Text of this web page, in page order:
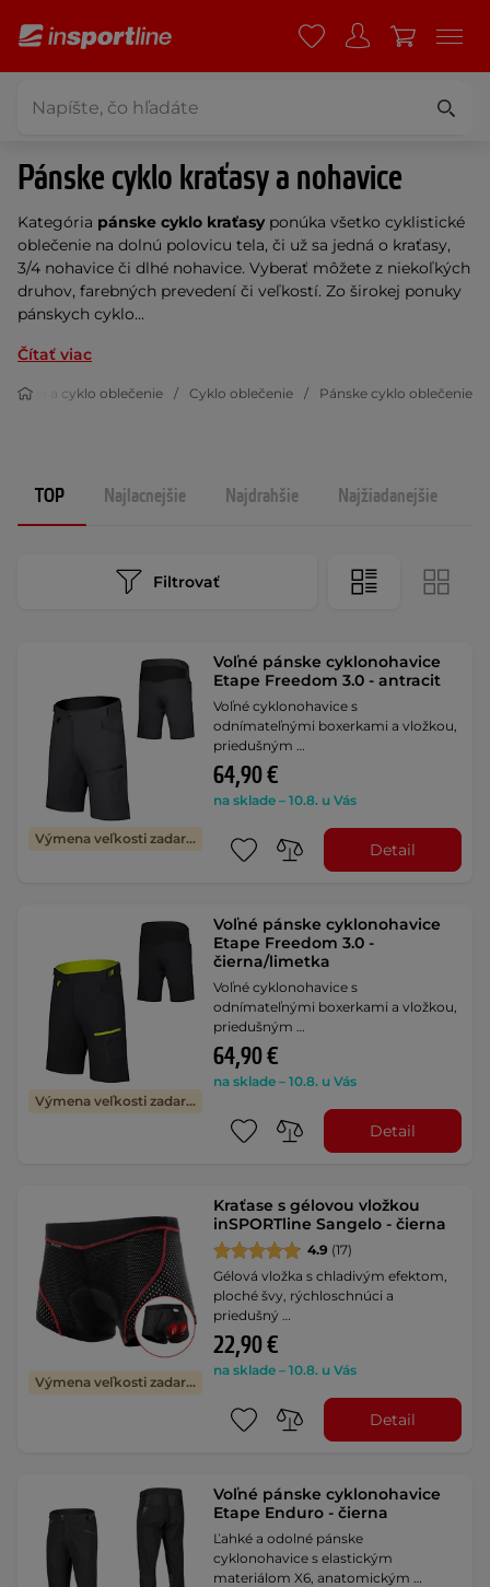
Pánske cyklo kraťasy a nohavice
Kategória pánske cyklo kraťasyponúka všetko cyklistické
oblečenie na dolnú polovicu tela, či už sa jedná o kraťasy,
3/4 nohavice či dlhé nohavice. Vyberať môžete z niekoľkých
druhov, farebných prevedení či veľkostí. Zo širokej ponuky
pánskych cyklo...
Čítať viac
In-line a cyklo oblečenie Cyklo oblečenie Pánske cyklo oblečenie
TOP Najlacnejšie Najdrahšie Najžiadanejšie
Filtrovať
Výmena veľkosti zadarmo
Voľné pánske cyklonohavice
Etape Freedom 3.0 - antracit
Voľné cyklonohavice s
odnímateľnými boxerkami a vložkou,
priedušným …
64,90 €
na sklade – 10.8. u Vás
Detail
Výmena veľkosti zadarmo
Voľné pánske cyklonohavice
Etape Freedom 3.0 -
čierna/limetka
Voľné cyklonohavice s
odnímateľnými boxerkami a vložkou,
priedušným …
64,90 €
na sklade – 10.8. u Vás
Detail
Výmena veľkosti zadarmo
Kraťase s gélovou vložkou
inSPORTline Sangelo - čierna
4.9 (17)
Gélová vložka s chladivým efektom,
ploché švy, rýchloschnúci a
priedušný …
22,90 €
na sklade – 10.8. u Vás
Detail
Voľné pánske cyklonohavice
Etape Enduro - čierna
Ľahké a odolné pánske
cyklonohavice s elastickým
materiálom X6, anatomickým …